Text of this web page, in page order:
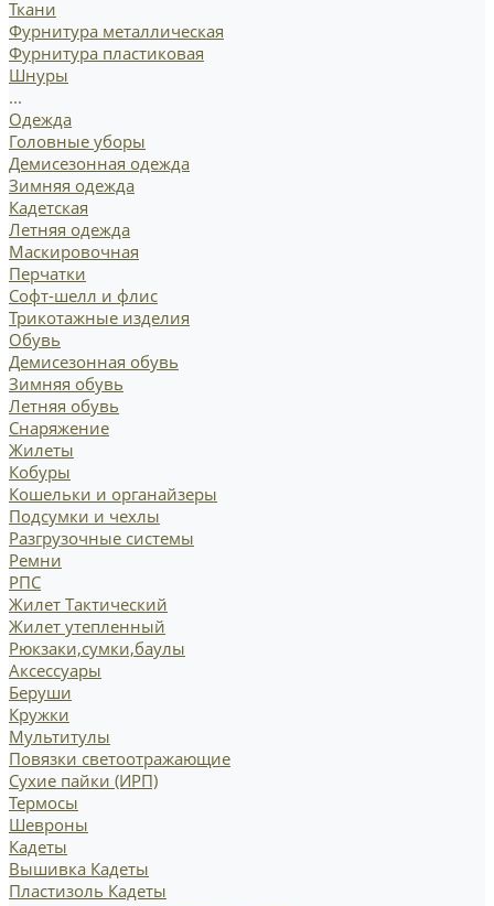
Ткани
Фурнитура металлическая
Фурнитура пластиковая
Шнуры
...
Одежда
Головные уборы
Демисезонная одежда
Зимняя одежда
Кадетская
Летняя одежда
Маскировочная
Перчатки
Софт-шелл и флис
Трикотажные изделия
Обувь
Демисезонная обувь
Зимняя обувь
Летняя обувь
Снаряжение
Жилеты
Кобуры
Кошельки и органайзеры
Подсумки и чехлы
Разгрузочные системы
Ремни
РПС
Жилет Тактический
Жилет утепленный
Рюкзаки,сумки,баулы
Аксессуары
Беруши
Кружки
Мультитулы
Повязки светоотражающие
Сухие пайки (ИРП)
Термосы
Шевроны
Кадеты
Вышивка Кадеты
Пластизоль Кадеты